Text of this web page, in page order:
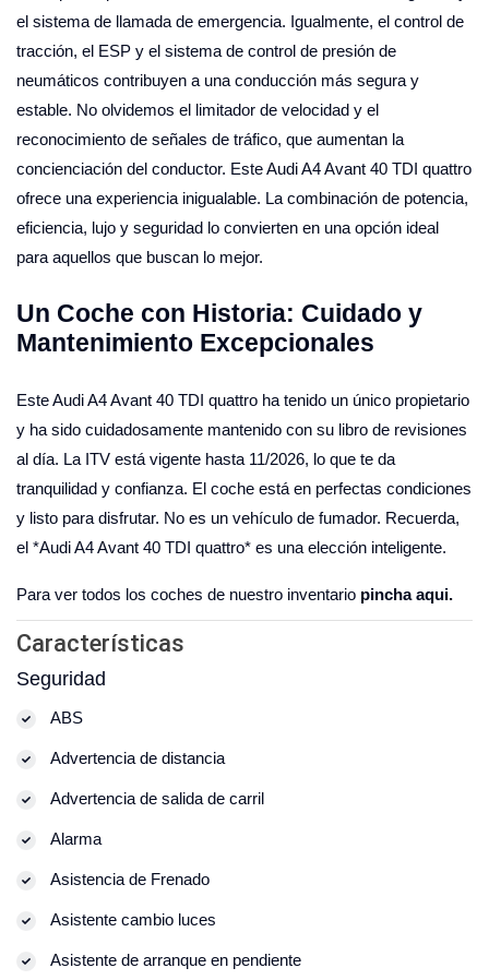
el sistema de llamada de emergencia. Igualmente, el control de
tracción, el ESP y el sistema de control de presión de
neumáticos contribuyen a una conducción más segura y
estable. No olvidemos el limitador de velocidad y el
reconocimiento de señales de tráfico, que aumentan la
concienciación del conductor. Este Audi A4 Avant 40 TDI quattro
ofrece una experiencia inigualable. La combinación de potencia,
eficiencia, lujo y seguridad lo convierten en una opción ideal
para aquellos que buscan lo mejor.
Un Coche con Historia: Cuidado y
Mantenimiento Excepcionales
Este Audi A4 Avant 40 TDI quattro ha tenido un único propietario
y ha sido cuidadosamente mantenido con su libro de revisiones
al día. La ITV está vigente hasta 11/2026, lo que te da
tranquilidad y confianza. El coche está en perfectas condiciones
y listo para disfrutar. No es un vehículo de fumador. Recuerda,
el *Audi A4 Avant 40 TDI quattro* es una elección inteligente.
Para ver todos los coches de nuestro inventario pincha aqui.
Características
Seguridad
ABS
Advertencia de distancia
Advertencia de salida de carril
Alarma
Asistencia de Frenado
Asistente cambio luces
Asistente de arranque en pendiente